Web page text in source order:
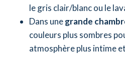
le gris clair/blanc ou le
Dans unegrande
couleurs plus sombres
atmosphère plus intime